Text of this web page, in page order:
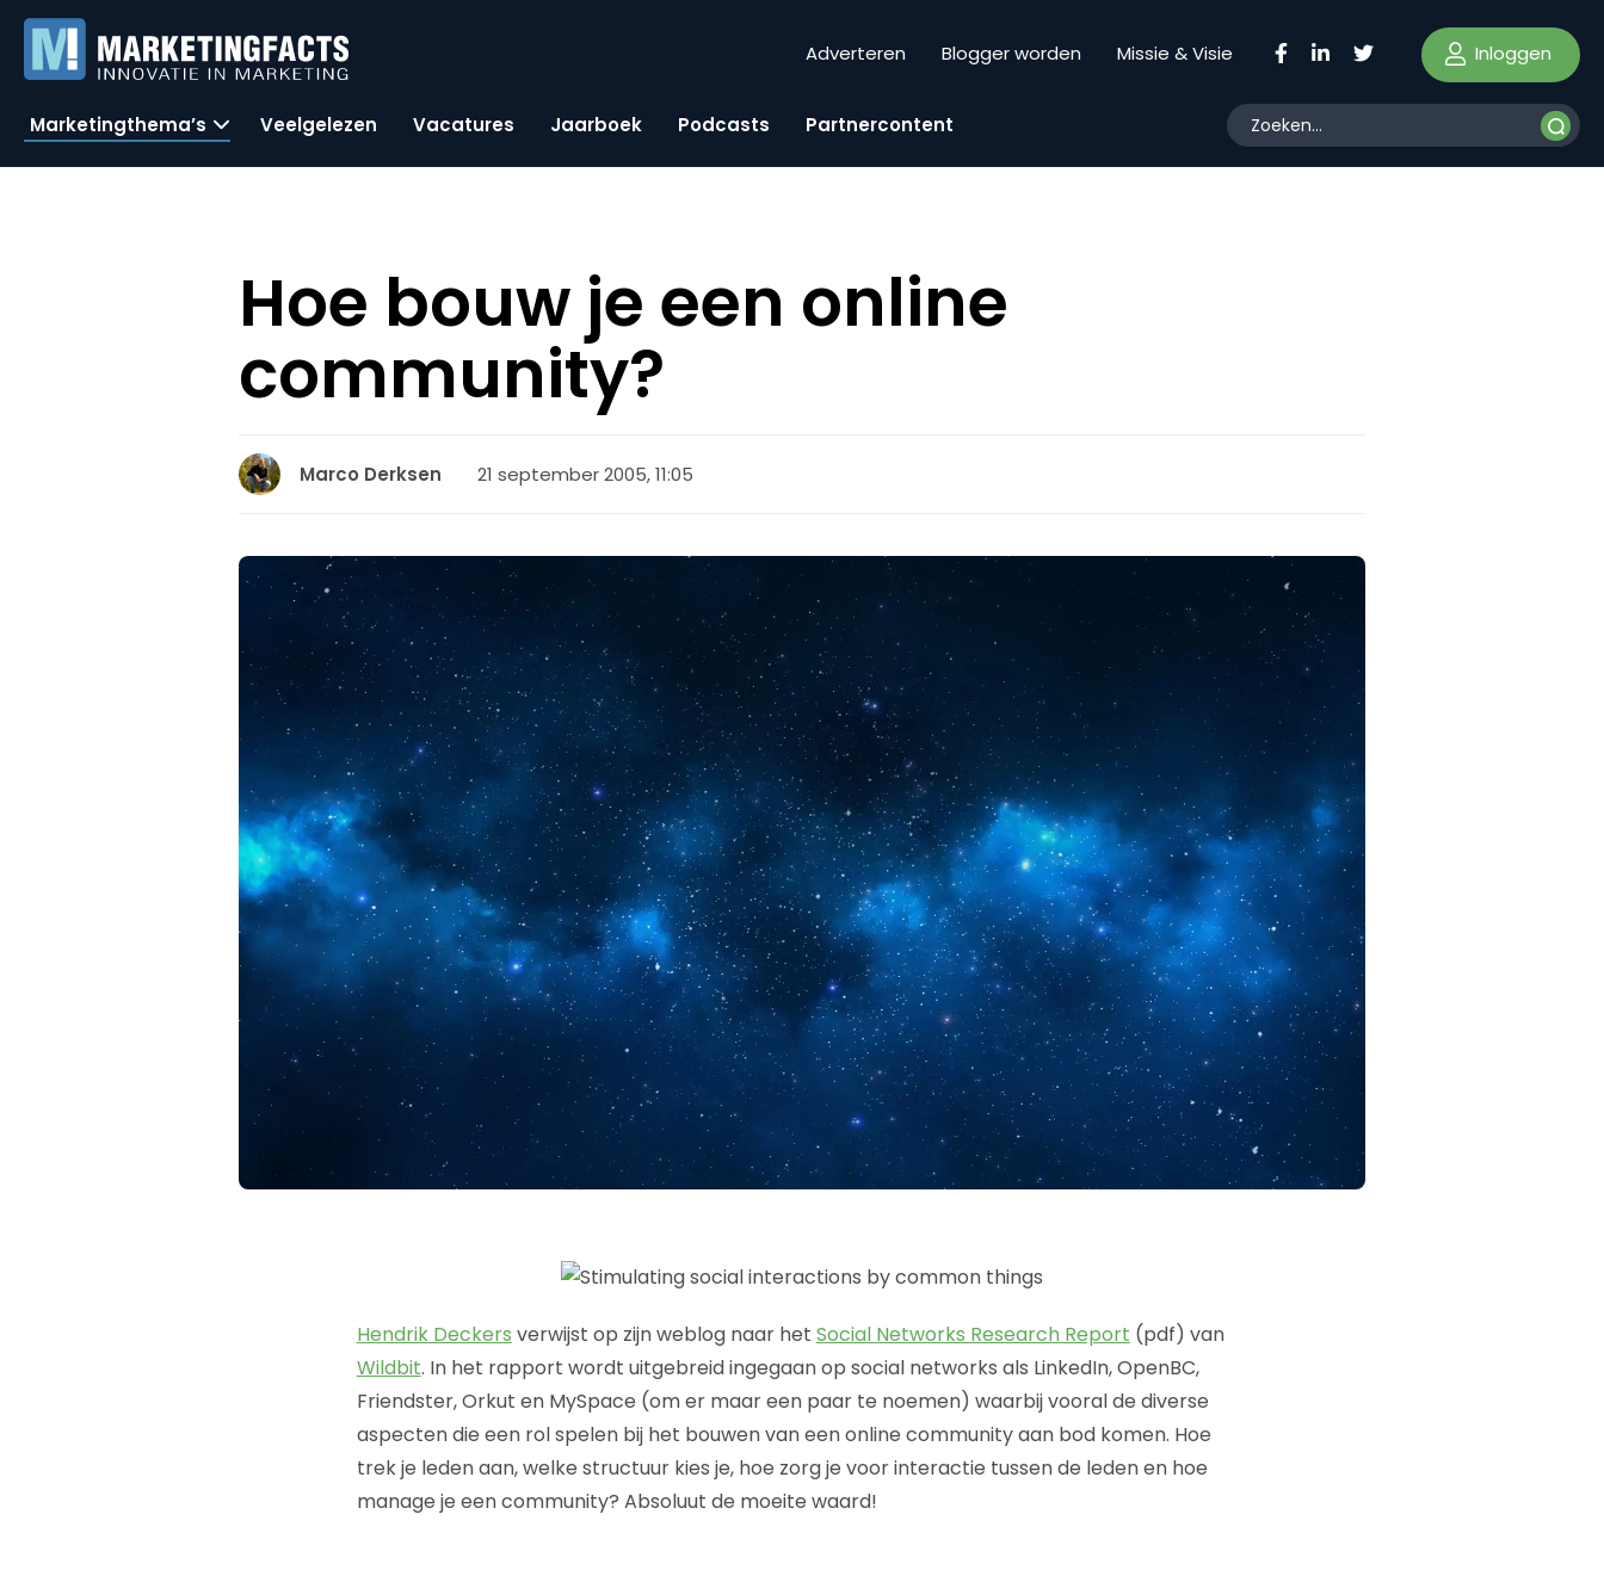
Adverteren Blogger worden Missie & Visie Inloggen
Marketingthema’s Veelgelezen Vacatures Jaarboek Podcasts Partnercontent
Hoe bouw je een online
community?
Marco Derksen 21 september 2005, 11:05
Hendrik Deckers verwijst op zijn weblog naar het Social Networks Research Report (pdf) van
Wildbit. In het rapport wordt uitgebreid ingegaan op social networks als LinkedIn, OpenBC,
Friendster, Orkut en MySpace (om er maar een paar te noemen) waarbij vooral de diverse
aspecten die een rol spelen bij het bouwen van een online community aan bod komen. Hoe
trek je leden aan, welke structuur kies je, hoe zorg je voor interactie tussen de leden en hoe
manage je een community? Absoluut de moeite waard!